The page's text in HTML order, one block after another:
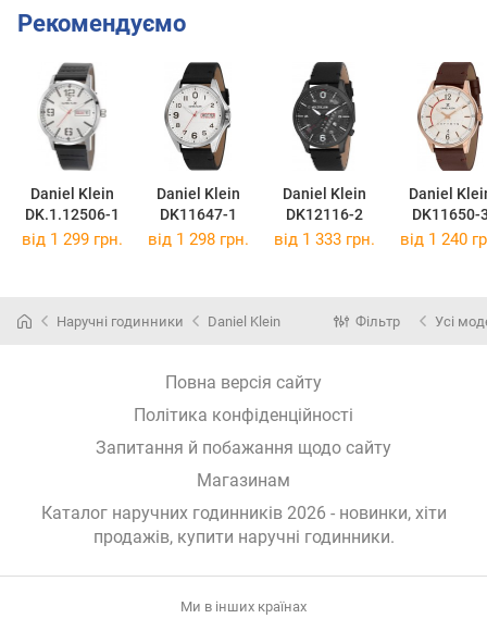
Рекомендуємо
Daniel Klein
DK.1.12506-1
Daniel Klein
DK11647-1
Daniel Klein
DK12116-2
Daniel
DK11650-
від 1 299 грн. від 1 298 грн. від 1 333 грн. від 1 240
Наручні годинники Daniel Klein Фільтр Усі
Повна версія сайту
Політика конфіденційності
Запитання й побажання щодо сайту
Магазинам
Каталог наручних годинників 2026 - новинки, хіти
продажів, купити наручні годинники.
Ми в інших країнах